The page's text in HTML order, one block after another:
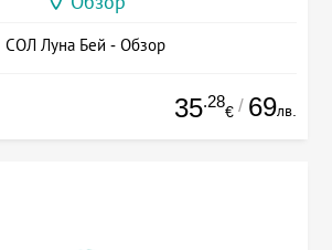
СОЛ Луна Бей - Обзор
35.28
€ / 69лв.